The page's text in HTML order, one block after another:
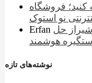
فروشگاه
نو استوک
Erfan حل
هوشمند
نوشته‌های تازه